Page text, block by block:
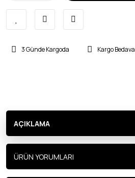
3 Günde Kargoda Kargo Bedava
AÇIKLAMA
ÜRÜN YORUMLARI